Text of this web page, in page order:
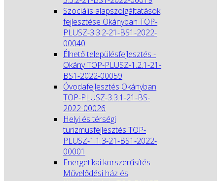
Szociális alapszolgáltatások
fejlesztése Okányban TOP-
PLUSZ-3.3.2-21-BS1-2022-
00040
Élhető településfejlesztés -
Okány TOP-PLUSZ-1.2.1-21-
BS1-2022-00059
Óvodafejlesztés Okányban
TOP-PLUSZ-3.3.1-21-BS-
2022-00026
Helyi és térségi
turizmusfejlesztés TOP-
PLUSZ-1.1.3-21-BS1-2022-
00001
Energetikai korszerűsítés
Művelődési ház és